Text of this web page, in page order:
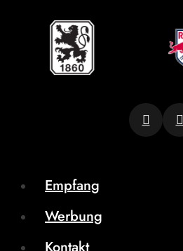
Empfang
Werbung